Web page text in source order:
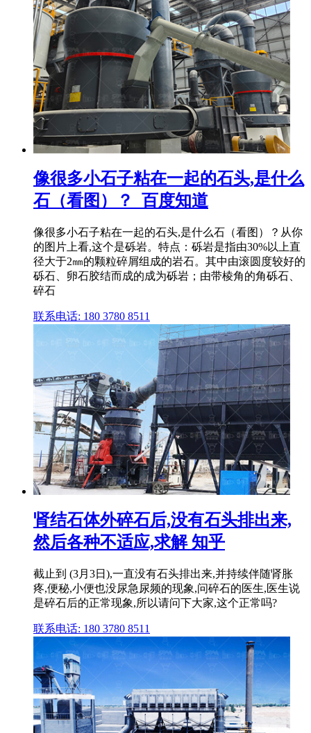
像很多小石子粘在一起的石头,是什么
石（看图）？_百度知道
像很多小石子粘在一起的石头,是什么石（看图）？从你
的图片上看,这个是砾岩。特点：砾岩是指由30%以上直
径大于2㎜的颗粒碎屑组成的岩石。其中由滚圆度较好的
砾石、卵石胶结而成的成为砾岩；由带棱角的角砾石、
碎石
联系电话: 180 3780 8511
肾结石体外碎石后,没有石头排出来,
然后各种不适应,求解 知乎
截止到 (3月3日),一直没有石头排出来,并持续伴随肾胀
疼,便秘,小便也没尿急尿频的现象,问碎石的医生,医生说
是碎石后的正常现象,所以请问下大家,这个正常吗?
联系电话: 180 3780 8511